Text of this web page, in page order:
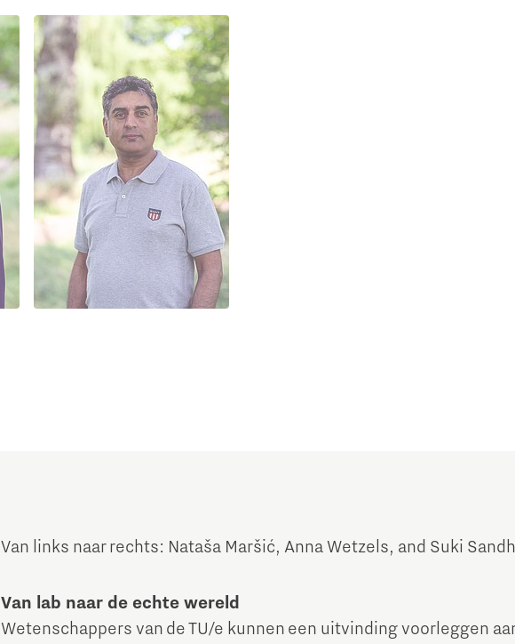
Van links naar rechts: Nataša Maršić, Anna Wetzels, and Suki
Van lab naar de echte wereld
Wetenschappers van de TU/e kunnen een uitvinding voorleggen